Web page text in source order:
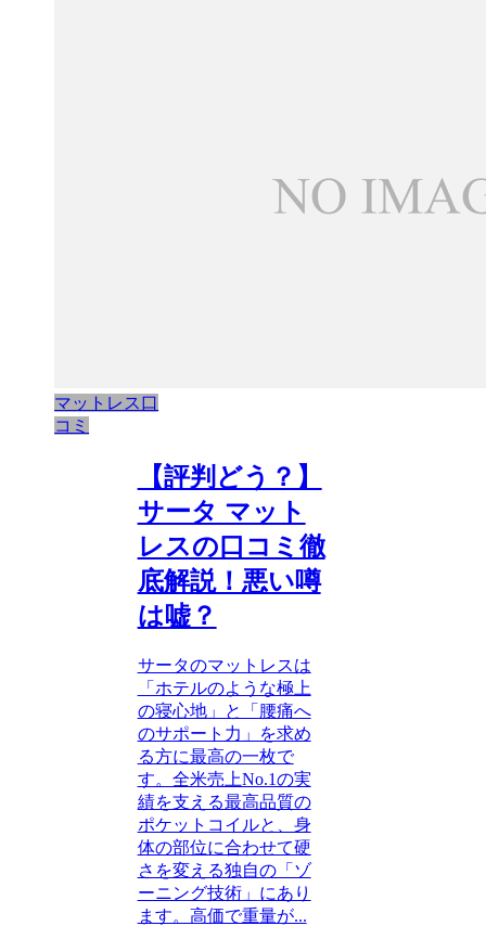
マットレス口
コミ
【評判どう？】
サータ マット
レスの口コミ徹
底解説！悪い噂
は嘘？
サータのマットレスは
「ホテルのような極上
の寝心地」と「腰痛へ
のサポート力」を求め
る方に最高の一枚で
す。全米売上No.1の実
績を支える最高品質の
ポケットコイルと、身
体の部位に合わせて硬
さを変える独自の「ゾ
ーニング技術」にあり
ます。高価で重量が...